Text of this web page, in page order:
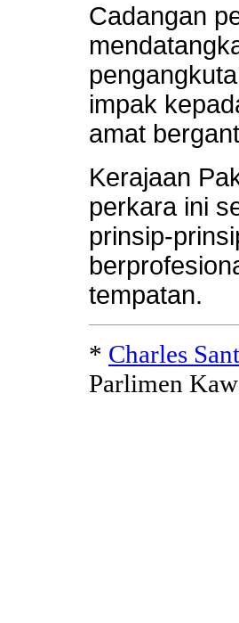
Cadangan
impak
amat
Kerajaan
perkara ini
prinsip-
tempatan.
* Charles
Parlimen